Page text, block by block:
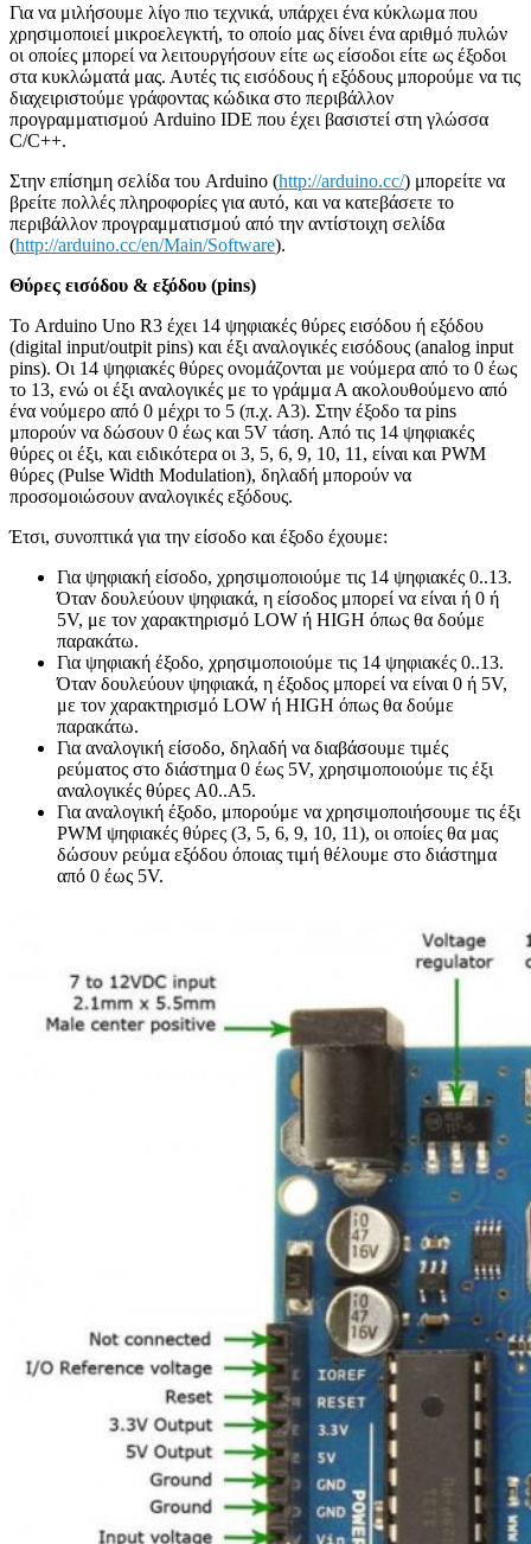
Για να μιλήσουμε λίγο πιο τεχνικά, υπάρχει ένα κύκλωμα που
χρησιμοποιεί μικροελεγκτή, το οποίο μας δίνει ένα αριθμό πυλών
οι οποίες μπορεί να λειτουργήσουν είτε ως είσοδοι είτε ως έξοδοι
στα κυκλώματά μας. Αυτές τις εισόδους ή εξόδους μπορούμε να τις
διαχειριστούμε γράφοντας κώδικα στο περιβάλλον
προγραμματισμού Arduino IDE που έχει βασιστεί στη γλώσσα
C/C++.
Στην επίσημη σελίδα του Arduino (http://arduino.cc/) μπορείτε να
βρείτε πολλές πληροφορίες για αυτό, και να κατεβάσετε το
περιβάλλον προγραμματισμού από την αντίστοιχη σελίδα
(http://arduino.cc/en/Main/Software).
Θύρες εισόδου & εξόδου (pins)
Το Arduino Uno R3 έχει 14 ψηφιακές θύρες εισόδου ή εξόδου
(digital input/outpit pins) και έξι αναλογικές εισόδους (analog input
pins). Οι 14 ψηφιακές θύρες ονομάζονται με νούμερα από το 0 έως
το 13, ενώ οι έξι αναλογικές με το γράμμα Α ακολουθούμενο από
ένα νούμερο από 0 μέχρι το 5 (π.χ. Α3). Στην έξοδο τα pins
μπορούν να δώσουν 0 έως και 5V τάση. Από τις 14 ψηφιακές
θύρες οι έξι, και ειδικότερα οι 3, 5, 6, 9, 10, 11, είναι και PWM
θύρες (Pulse Width Modulation), δηλαδή μπορούν να
προσομοιώσουν αναλογικές εξόδους.
Έτσι, συνοπτικά για την είσοδο και έξοδο έχουμε:
Για ψηφιακή είσοδο, χρησιμοποιούμε τις 14 ψηφιακές 0..13.
Όταν δουλεύουν ψηφιακά, η είσοδος μπορεί να είναι ή 0 ή
5V, με τον χαρακτηρισμό LOW ή HIGH όπως θα δούμε
παρακάτω.
Για ψηφιακή έξοδο, χρησιμοποιούμε τις 14 ψηφιακές 0..13.
Όταν δουλεύουν ψηφιακά, η έξοδος μπορεί να είναι 0 ή 5V,
με τον χαρακτηρισμό LOW ή HIGH όπως θα δούμε
παρακάτω.
Για αναλογική είσοδο, δηλαδή να διαβάσουμε τιμές
ρεύματος στο διάστημα 0 έως 5V, χρησιμοποιούμε τις έξι
αναλογικές θύρες A0..A5.
Για αναλογική έξοδο, μπορούμε να χρησιμοποιήσουμε τις έξι
PWM ψηφιακές θύρες (3, 5, 6, 9, 10, 11), οι οποίες θα μας
δώσουν ρεύμα εξόδου όποιας τιμή θέλουμε στο διάστημα
από 0 έως 5V.